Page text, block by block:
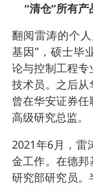
“清仓”所有
翻阅雷涛的个
基因”，硕士毕
论与控制工程
技术员。之后从
曾在华安证券
高级研究总监。
2021年6月，雷
金工作。在德
研究部研究员